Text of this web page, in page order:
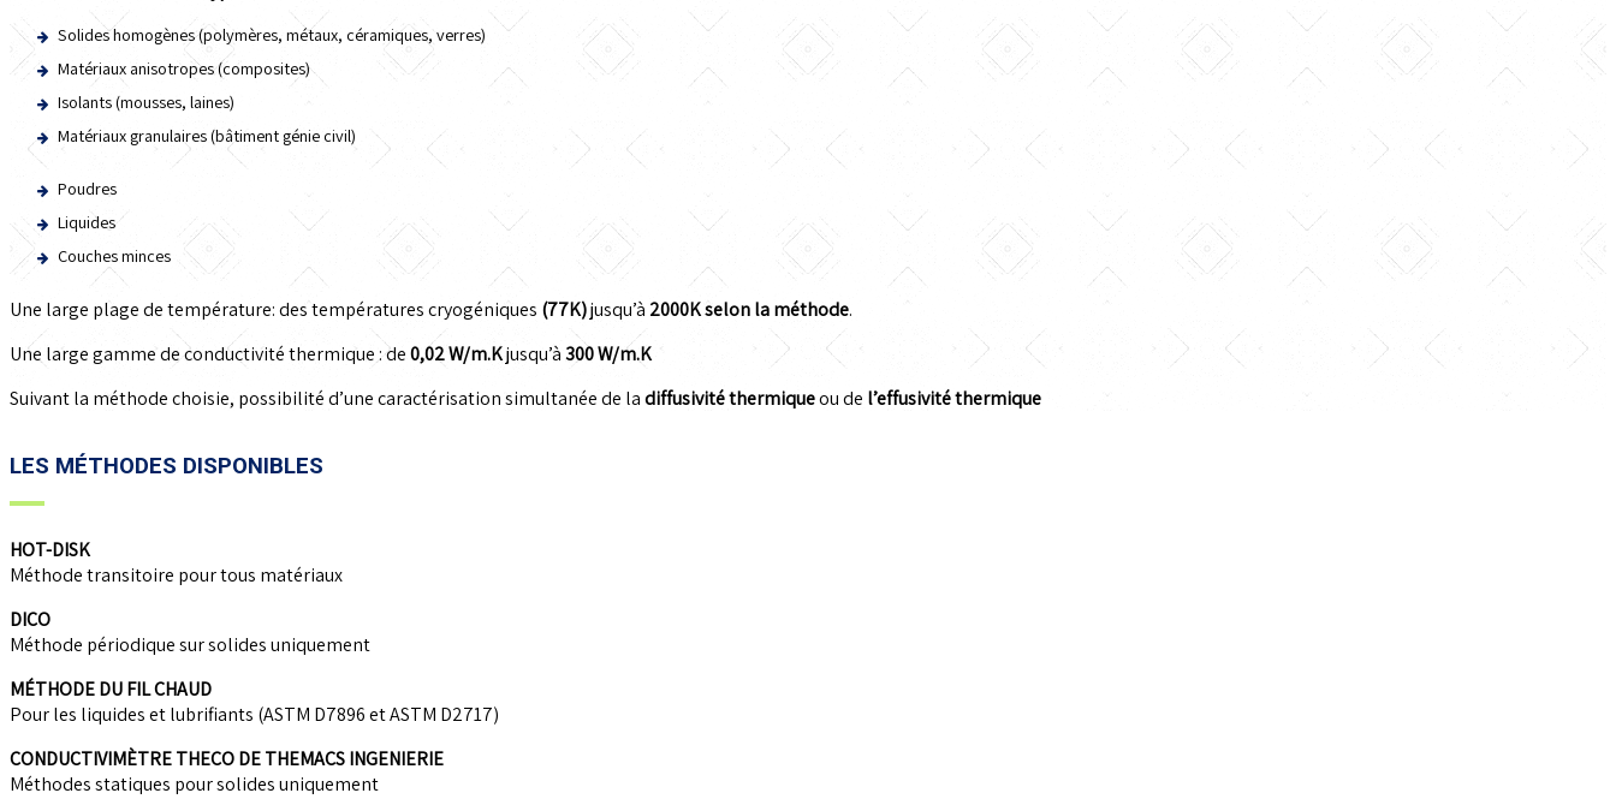
Solides homogènes (polymères, métaux, céramiques, verres)
Matériaux anisotropes (composites)
Isolants (mousses, laines)
Matériaux granulaires (bâtiment génie civil)
Poudres
Liquides
Couches minces
Une large plage de température: des températures cryogéniques (77K)jusqu’à 2000K selon la méthode.
Une large gamme de conductivité thermique : de0,02 W/m.Kjusqu’à300 W/m.K
Suivant la méthode choisie, possibilité d’une caractérisation simultanée de ladiffusivité thermiqueou de l’effusivité thermique
LES MÉTHODES DISPONIBLES
HOT-DISK
Méthode transitoire pour tous matériaux
DICO
Méthode périodique sur solides uniquement
MÉTHODE DU FIL CHAUD
Pour les liquides et lubrifiants (ASTM D7896 et ASTM D2717)
CONDUCTIVIMÈTRE THECO DE THEMACS INGENIERIE
Méthodes statiques pour solides uniquement